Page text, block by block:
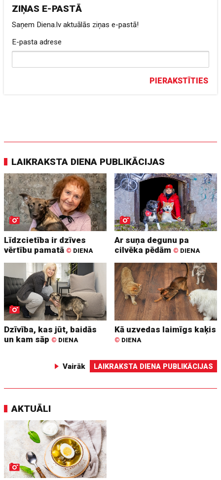
ZIŅAS E-PASTĀ
Saņem Diena.lv aktuālās ziņas e-pastā!
E-pasta adrese
PIERAKSTĪTIES
LAIKRAKSTA DIENA PUBLIKĀCIJAS
Līdzcietība ir dzīves
vērtību pamatā © DIENA
Ar suņa degunu pa
cilvēka pēdām © DIENA
Dzīvība, kas jūt, baidās
un kam sāp © DIENA
Kā uzvedas laimīgs kaķis
© DIENA
Vairāk LAIKRAKSTA DIENA PUBLIKĀCIJAS
AKTUĀLI